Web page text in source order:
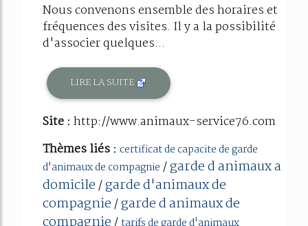
Nous convenons ensemble des horaires et
fréquences des visites. Il y a la possibilité
d'associer quelques...
LIRE LA SUITE
Site : http://www.animaux-service76.com
Thèmes liés : certificat de capacite de garde
d'animaux de compagnie /garde d animaux a
domicile/garde d'animaux de
compagnie/garde d animaux de